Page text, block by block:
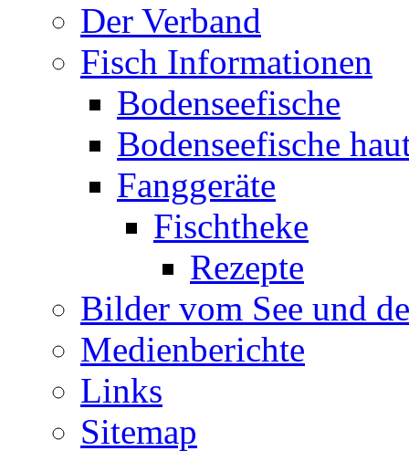
Der Verband
Fisch Informationen
Bodenseefische
Bodenseefische
Fanggeräte
Fischtheke
Rezepte
Bilder vom See und
Medienberichte
Links
Sitemap